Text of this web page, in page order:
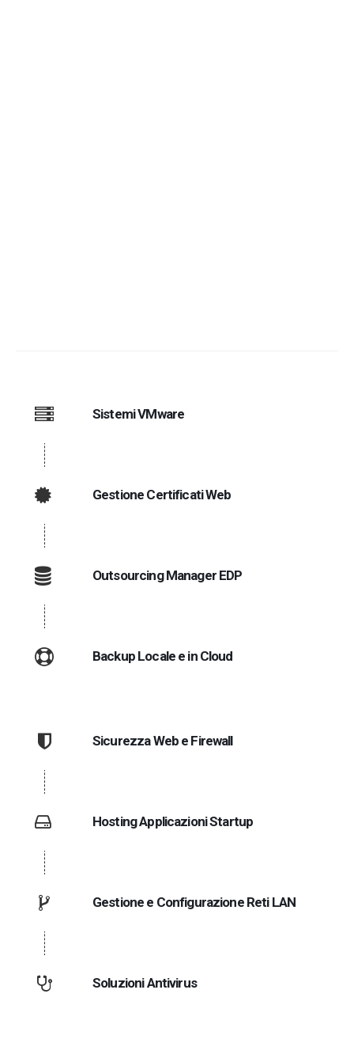
Sistemi VMware
Gestione Certificati Web
Outsourcing Manager EDP
Backup Locale e in Cloud
Sicurezza Web e Firewall
Hosting Applicazioni Startup
Gestione e Configurazione Reti LAN
Soluzioni Antivirus